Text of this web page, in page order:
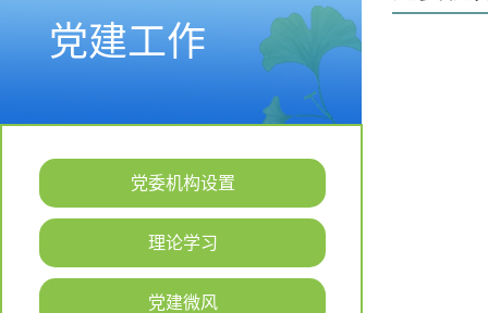
党建工作
党委机构设置
理论学习
党建微风